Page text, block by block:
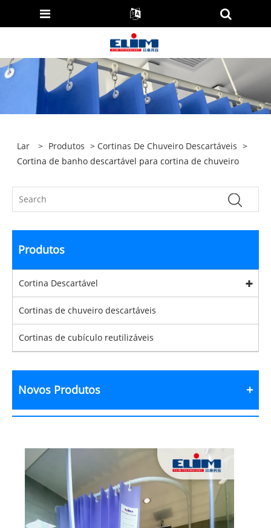
Lar > Produtos > Cortinas De Chuveiro Descartáveis >
Cortina de banho descartável para cortina de chuveiro
Produtos
Cortina Descartável
Cortinas de chuveiro descartáveis
Cortinas de cubículo reutilizáveis
Novos Produtos